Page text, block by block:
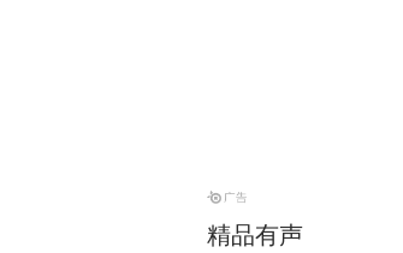
精品有声